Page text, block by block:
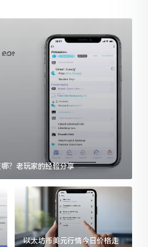
？老玩家的经验分享
以太坊币美元行情今日价格走